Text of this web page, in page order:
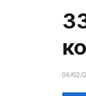
06/02/